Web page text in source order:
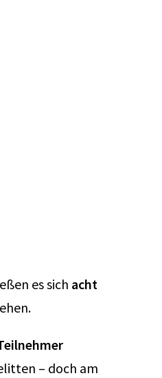
es sich acht
– doch am